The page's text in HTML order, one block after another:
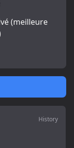
History
(meilleure